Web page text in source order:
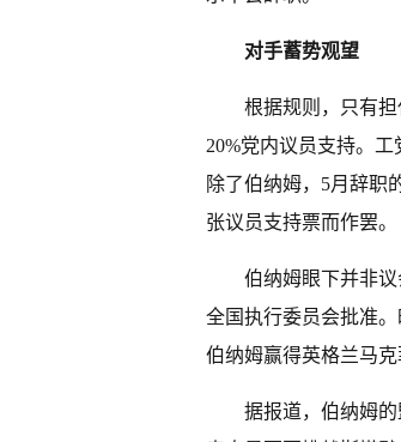
对手蓄势观望
根据规则，只有
20%党内议员支持。
除了伯纳姆，5月辞职
张议员支持票而作罢。
伯纳姆眼下并非
全国执行委员会批准
伯纳姆赢得英格兰马
据报道，伯纳姆